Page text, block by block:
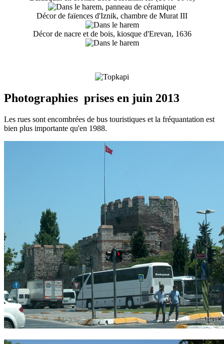
Décor de faïences d'Iznik, chambre de Murat III
Décor de nacre et de bois, kiosque d'Erevan, 1636
Photographies prises en juin 2013
Les rues sont encombrées de bus touristiques et la fréquantation est
bien plus importante qu'en 1988.